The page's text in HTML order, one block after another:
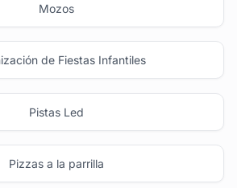
Mozos
de Fiestas Infantiles
Pistas Led
Pizzas a la parrilla